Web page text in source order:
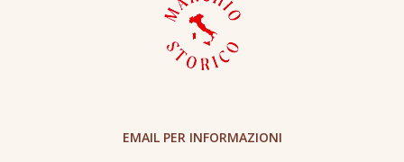
EMAIL PER INFORMAZIONI